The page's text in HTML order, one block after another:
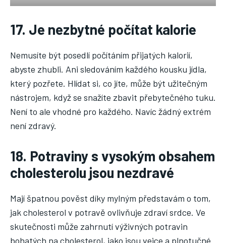
17. Je nezbytné počítat kalorie
Nemusíte být posedlí počítáním přijatých kalorií,
abyste zhubli. Ani sledováním každého kousku jídla,
který pozřete. Hlídat si, co jíte, může být užitečným
nástrojem, když se snažíte zbavit přebytečného tuku.
Není to ale vhodné pro každého. Navíc žádný extrém
není zdravý.
18. Potraviny s vysokým obsahem
cholesterolu jsou nezdravé
Mají špatnou pověst díky mylným představám o tom,
jak cholesterol v potravě ovlivňuje zdraví srdce. Ve
skutečnosti může zahrnutí výživných potravin
bohatých na cholesterol, jako jsou vejce a plnotučné